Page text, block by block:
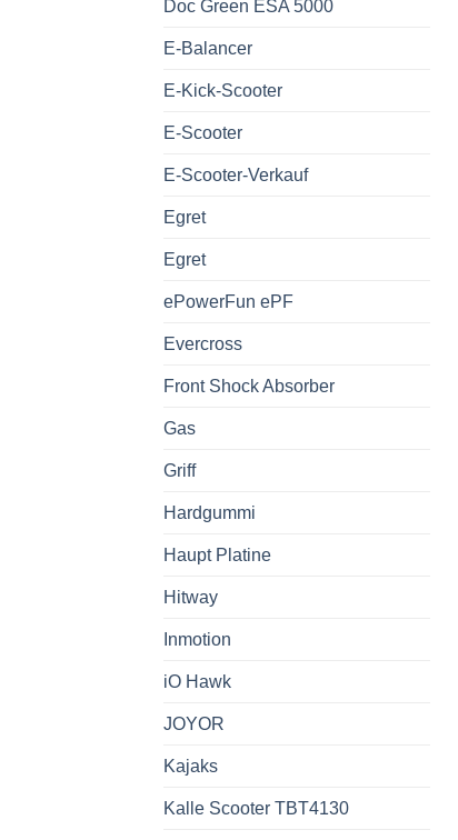
Doc Green ESA 5000
E-Balancer
E-Kick-Scooter
E-Scooter
E-Scooter-Verkauf
Egret
Egret
ePowerFun ePF
Evercross
Front Shock Absorber
Gas
Griff
Hardgummi
Haupt Platine
Hitway
Inmotion
iO Hawk
JOYOR
Kajaks
Kalle Scooter TBT4130